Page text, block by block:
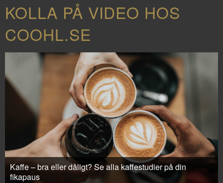
KOLLA PÅ VIDEO HOS
COOHL.SE
Kaffe – bra eller dåligt? Se alla kaffestudier på din
fikapaus